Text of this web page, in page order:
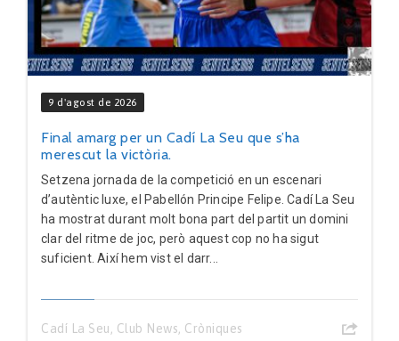
9 d'agost de 2026
Final amarg per un Cadí La Seu que s’ha
merescut la victòria.
Setzena jornada de la competició en un escenari
d’autèntic luxe, el Pabellón Principe Felipe. Cadí La Seu
ha mostrat durant molt bona part del partit un domini
clar del ritme de joc, però aquest cop no ha sigut
suficient. Així hem vist el darr...
Cadí La Seu, Club News, Cròniques